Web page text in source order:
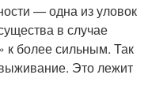
— одна из уловок
в случае
к более сильным. Так
Это лежит